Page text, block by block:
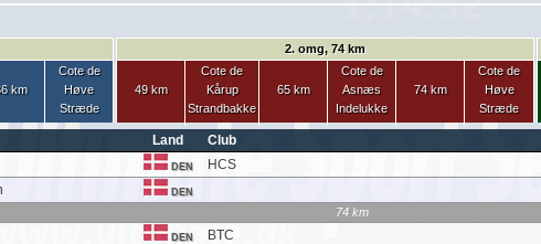
km
Cote de
Høve
Stræde
2. omg, 74 km
49 km
Cote de
Kårup
Strandbakke
65 km
Cote de
Asnæs
Indelukke
74 km
Cote de
Høve
Stræde
Land Club
DEN HCS
DEN
74 km
DEN BTC